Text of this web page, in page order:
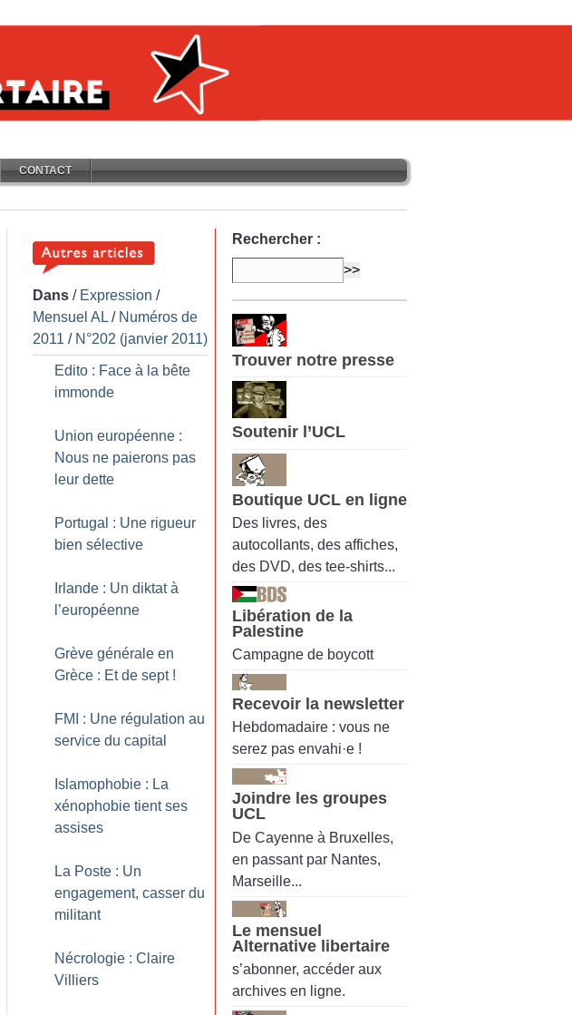
CONTACT
Dans / Expression /
Mensuel AL / Numéros de
2011 / N°202 (janvier 2011)
Edito : Face à la bête
immonde
Union européenne :
Nous ne paierons pas
leur dette
Portugal : Une rigueur
bien sélective
Irlande : Un diktat à
l’européenne
Grève générale en
Grèce : Et de sept !
FMI : Une régulation au
service du capital
Islamophobie : La
xénophobie tient ses
assises
La Poste : Un
engagement, casser du
militant
Nécrologie : Claire
Villiers
Rechercher :
Trouver notre presse
Soutenir l’UCL
Boutique UCL en ligne
Des livres, des
autocollants, des affiches,
des DVD, des tee-shirts...
Libération de la
Palestine
Campagne de boycott
Recevoir la newsletter
Hebdomadaire : vous ne
serez pas envahi·e !
Joindre les groupes
UCL
De Cayenne à Bruxelles,
en passant par Nantes,
Marseille...
Le mensuel
Alternative libertaire
s’abonner, accéder aux
archives en ligne.